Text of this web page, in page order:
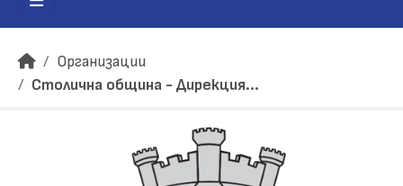
Организации
Столична община - Дирекция...